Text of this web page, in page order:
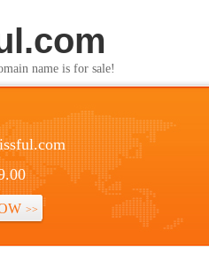
name is for sale!
>>